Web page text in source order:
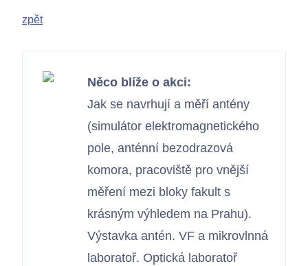
Kontakty
zpět
Něco blíže o akci:
Jak se navrhují a měří antény
(simulátor elektromagnetického
pole, anténní bezodrazová
komora, pracoviště pro vnější
měření mezi bloky fakult s
krásným výhledem na Prahu).
Výstavka antén. VF a mikrovlnná
laboratoř. Optická laboratoř